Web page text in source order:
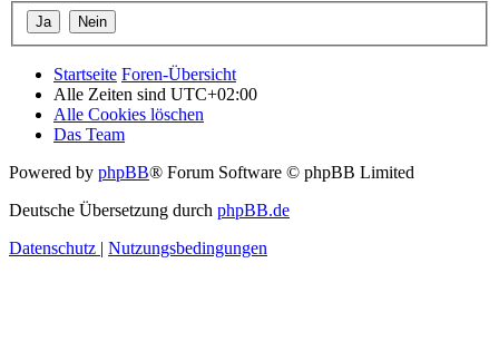
Startseite Foren-Übersicht
Alle Zeiten sind UTC+02:00
Alle Cookies löschen
Das Team
Powered by phpBB® Forum Software © phpBB Limited
Deutsche Übersetzung durch phpBB.de
Datenschutz | Nutzungsbedingungen